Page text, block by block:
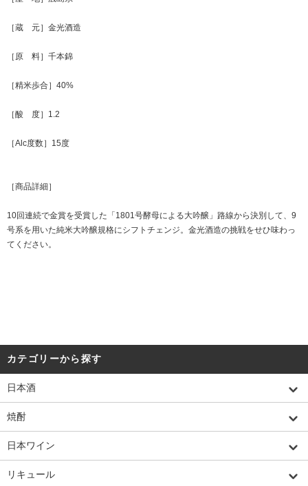
［蔵 元］金光酒造
［原 料］千本錦
［精米歩合］40%
［酸 度］1.2
［Alc度数］15度
［商品詳細］
10回連続で金賞を受賞した「1801号酵母による大吟醸」路線から決別して、9
号系を用いた純米大吟醸規格にシフトチェンジ。金光酒造の挑戦をせひ味わっ
てください。
カテゴリーから探す
日本酒
焼酎
日本ワイン
リキュール